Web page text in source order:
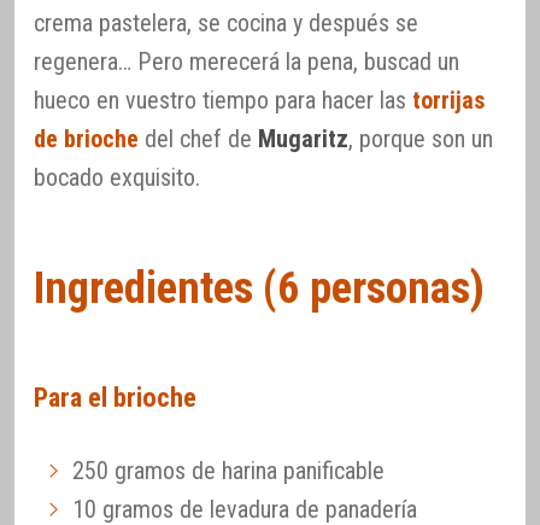
crema pastelera, se cocina y después se
regenera… Pero merecerá la pena, buscad un
hueco en vuestro tiempo para hacer las torrijas
de brioche del chef de Mugaritz, porque son un
bocado exquisito.
Ingredientes (6 personas)
Para el brioche
250 gramos de harina panificable
10 gramos de levadura de panadería